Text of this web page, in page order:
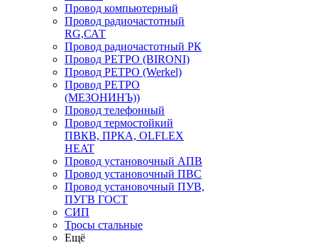
Провод компьютерный
Провод радиочастотный
RG,САТ
Провод радиочастотный РК
Провод РЕТРО (BIRONI)
Провод РЕТРО (Werkel)
Провод РЕТРО
(МЕЗОНИНЪ))
Провод телефонный
Провод термостойкий
ПВКВ, ПРКА, OLFLEX
HEAT
Провод установочный АПВ
Провод установочный ПВС
Провод установочный ПУВ,
ПУГВ ГОСТ
СИП
Тросы стальные
Ещё